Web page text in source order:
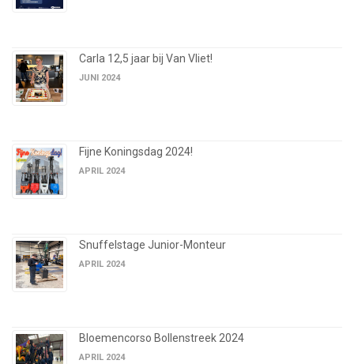
Carla 12,5 jaar bij Van Vliet!
JUNI 2024
Fijne Koningsdag 2024!
APRIL 2024
Snuffelstage Junior-Monteur
APRIL 2024
Bloemencorso Bollenstreek 2024
APRIL 2024